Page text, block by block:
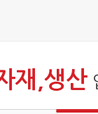
재,생산